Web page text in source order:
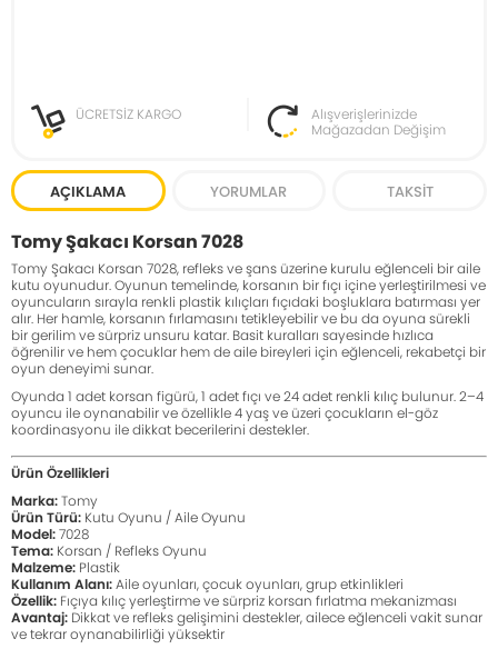
ÜCRETSİZ KARGO
Alışverişlerinizde
Mağazadan Değişim
AÇIKLAMA YORUMLAR TAKSIT
Tomy Şakacı Korsan 7028
Tomy Şakacı Korsan 7028, refleks ve şans üzerine kurulu eğlenceli bir aile
kutu oyunudur. Oyunun temelinde, korsanın bir fıçı içine yerleştirilmesi ve
oyuncuların sırayla renkli plastik kılıçları fıçıdaki boşluklara batırması yer
alır. Her hamle, korsanın fırlamasını tetikleyebilir ve bu da oyuna sürekli
bir gerilim ve sürpriz unsuru katar. Basit kuralları sayesinde hızlıca
öğrenilir ve hem çocuklar hem de aile bireyleri için eğlenceli, rekabetçi bir
oyun deneyimi sunar.
Oyunda 1 adet korsan figürü, 1 adet fıçı ve 24 adet renkli kılıç bulunur. 2–4
oyuncu ile oynanabilir ve özellikle 4 yaş ve üzeri çocukların el-göz
koordinasyonu ile dikkat becerilerini destekler.
Ürün Özellikleri
Marka:Tomy
Ürün Türü: Kutu Oyunu / Aile Oyunu
Model:7028
Tema: Korsan / Refleks Oyunu
Malzeme: Plastik
Kullanım Alanı:Aile oyunları, çocuk oyunları, grup etkinlikleri
Özellik: Fıçıya kılıç yerleştirme ve sürpriz korsan fırlatma mekanizması
Avantaj: Dikkat ve refleks gelişimini destekler, ailece eğlenceli vakit sunar
ve tekrar oynanabilirliği yüksektir